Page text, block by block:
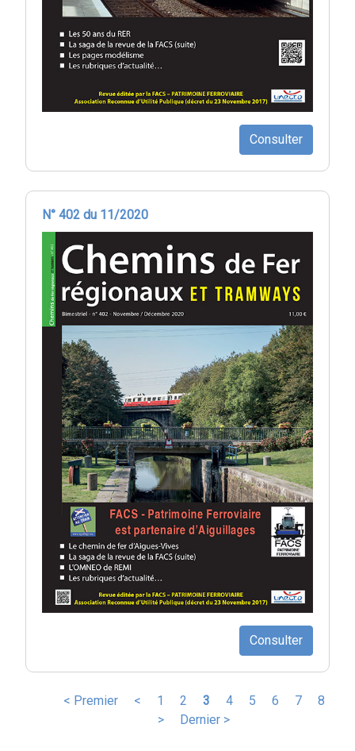
Consulter
N° 402 du 11/2020
Consulter
Pagination
Première
< Premier
Page
précédente
< Page
1 Page
2
Page
courante
3 Page
4 Page
5 Page
6 Page
7 Page
8
Page
>
Dernière
Dernier >